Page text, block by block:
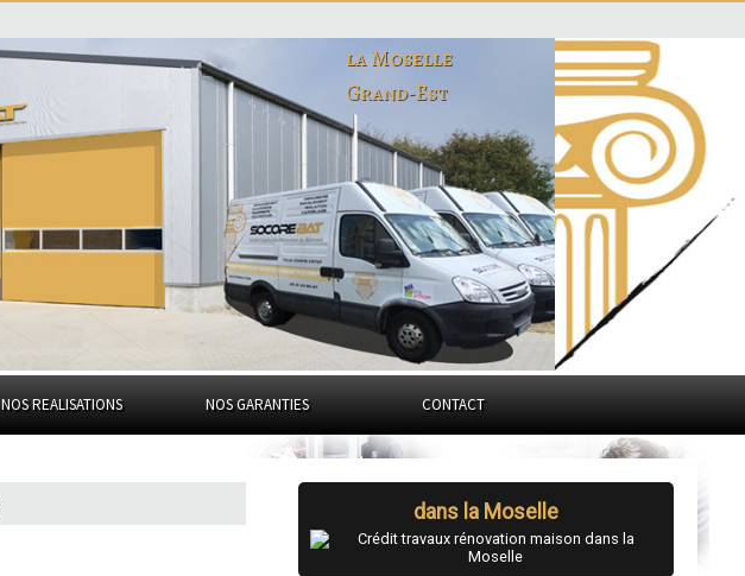
la Moselle
Grand-Est
NOS REALISATIONS NOS GARANTIES CONTACT
dans la Moselle